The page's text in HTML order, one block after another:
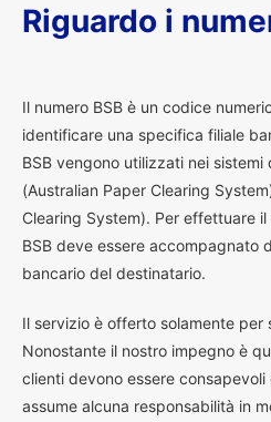
Riguardo i
Il numero BSB è un codice
identificare una specifica filiale
BSB vengono utilizzati nei sistemi
(Australian Paper Clearing
Clearing System). Per effettuare
BSB deve essere accompagnato
bancario del destinatario.
Il servizio è offerto solamente per
Nonostante il nostro impegno è
clienti devono essere
assume alcuna responsabilità in